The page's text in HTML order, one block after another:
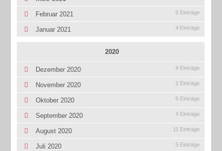
Februar 2021 6 Einträge
Januar 2021 4 Einträge
2020
Dezember 2020 4 Einträge
November 2020 2 Einträge
Oktober 2020 6 Einträge
September 2020 4 Einträge
August 2020 11 Einträge
Juli 2020 5 Einträge